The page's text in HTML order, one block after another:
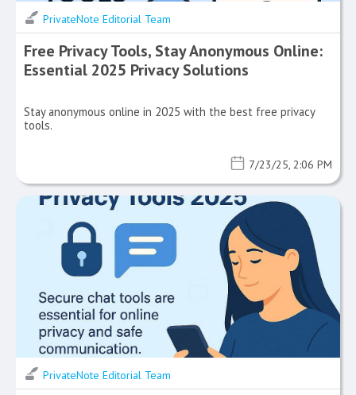
PrivateNote Editorial Team
Free Privacy Tools, Stay Anonymous Online:
Essential 2025 Privacy Solutions
Stay anonymous online in 2025 with the best free privacy
tools.
7/23/25, 2:06 PM
PrivateNote Editorial Team